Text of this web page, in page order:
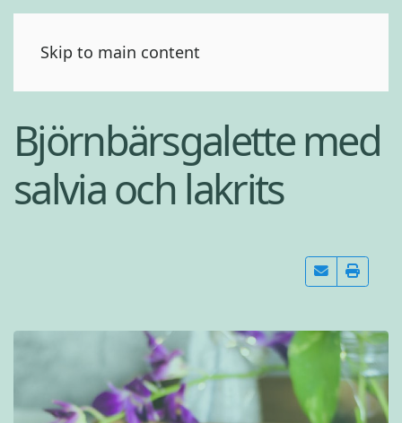
Skip to main content
Björnbärsgalette med
salvia och lakrits